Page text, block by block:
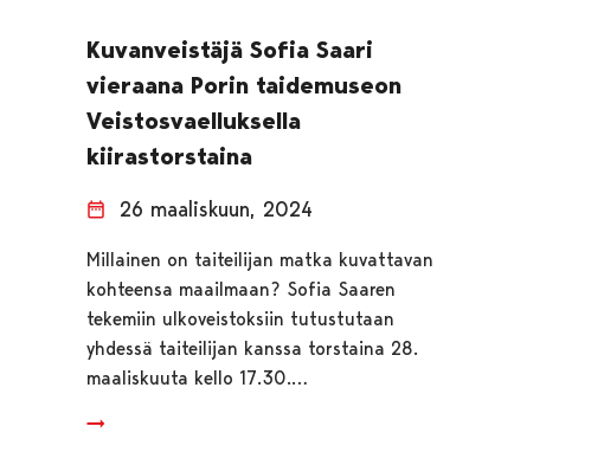
Kuvanveistäjä Sofia Saari
vieraana Porin taidemuseon
Veistosvaelluksella
kiirastorstaina
26 maaliskuun, 2024
Millainen on taiteilijan matka kuvattavan
kohteensa maailmaan? Sofia Saaren
tekemiin ulkoveistoksiin tutustutaan
yhdessä taiteilijan kanssa torstaina 28.
maaliskuuta kello 17.30.…